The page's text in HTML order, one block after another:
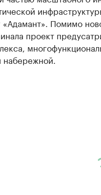
«Адамант». Помимо
проект
набережной.